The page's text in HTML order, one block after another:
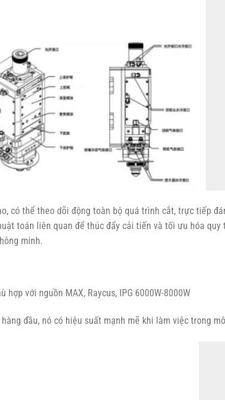
có thể theo dõi động toàn bộ quá trình cắt, trực tiếp
toán liên quan để thúc đẩy cải tiến và tối ưu hóa
minh.
hợp với nguồn MAX, Raycus, IPG 6000W-8000W
đầu, nó có hiệu suất mạnh mẽ khi làm việc trong